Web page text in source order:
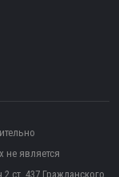
не является
ст. 437 Гражданского